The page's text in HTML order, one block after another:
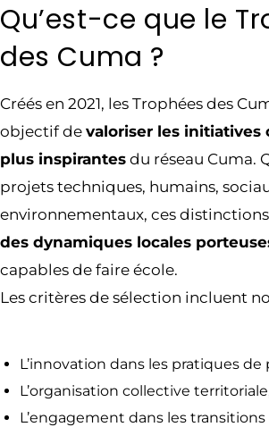
Qu’est-ce que le
des Cuma ?
Créés en 2021, les Trophées des
objectif de valoriser les initiatives
plus inspirantes du réseau Cuma.
projets techniques, humains,
environnementaux, ces
des dynamiques locales
capables de faire école.
Les critères de sélection incluent
L’innovation dans les pratiques
L’organisation collective
L’engagement dans les